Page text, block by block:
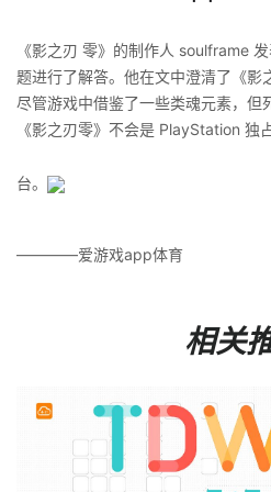
《影之刃 零》的制作人 soulframe
题进行了解答。他在文中澄清了《影
尽管游戏中借鉴了一些类魂元素，但
《影之刃零》不会是 PlayStation 独
台。
————爱游戏app体育
相关